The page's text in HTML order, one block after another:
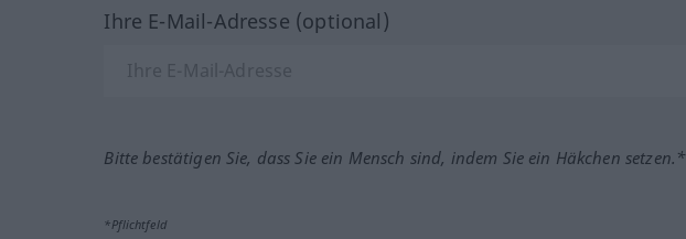
Ihre E-Mail-Adresse (optional)
Bitte bestätigen Sie, dass Sie ein Mensch sind, indem Sie ein Häkchen setzen.*
*Pflichtfeld